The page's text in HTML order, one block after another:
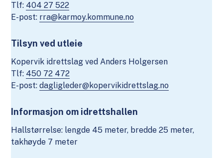
Tlf: 404 27 522
E-post: rra@karmoy.kommune.no
Tilsyn ved utleie
Kopervik idrettslag ved Anders Holgersen
Tlf: 450 72 472
E-post:dagligleder@kopervikidrettslag.no
Informasjon om idrettshallen
Hallstørrelse: lengde 45 meter, bredde 25 meter,
takhøyde 7 meter